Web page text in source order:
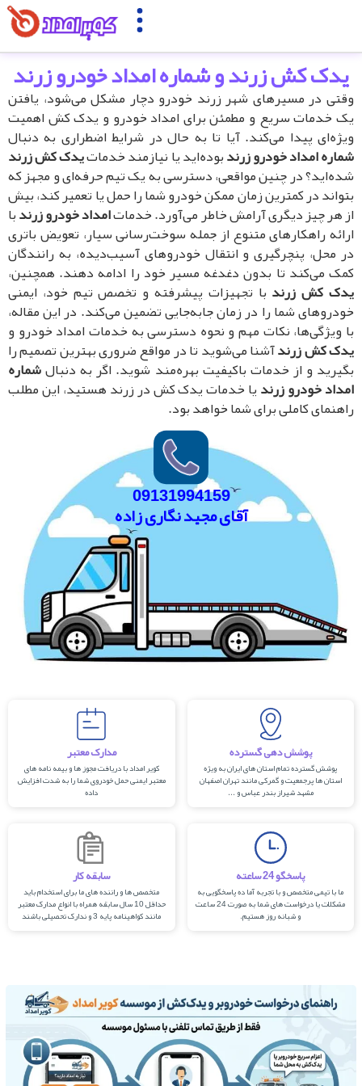
کش زرند و شماره امداد خودرو زرند
در مسیرهای شهر زرند خودرو دچار مشکل می‌شود، یافتن
خدمات سریع و مطمئن برای امداد خودرو و یدک کش اهمیت
پیدا می‌کند. آیا تا به حال در شرایط اضطراری به دنبال
امداد خودرو زرندبوده‌اید یا نیازمند خدماتیدک کش زرند
در چنین مواقعی، دسترسی به یک تیم حرفه‌ای و مجهز که
در کمترین زمان ممکن خودرو شما را حمل یا تعمیر کند، بیش
هر چیز دیگری آرامش خاطر می‌آورد. خدماتامداد خودرو زرندبا
راهکارهای متنوع از جمله سوخت‌رسانی سیار، تعویض باتری
محل، پنچرگیری و انتقال خودروهای آسیب‌دیده، به رانندگان
می‌کند تا بدون دغدغه مسیر خود را ادامه دهند. همچنین،
کش زرندبا تجهیزات پیشرفته و تخصص تیم خود، ایمنی
شما را در زمان جابه‌جایی تضمین می‌کند. در این مقاله،
ویژگی‌ها، نکات مهم و نحوه دسترسی به خدمات امداد خودرو و
کش زرندآشنا می‌شوید تا در مواقع ضروری بهترین تصمیم را
و از خدمات باکیفیت بهره‌مند شوید. اگر به دنبالشماره
خودرو زرندیا خدمات یدک کش در زرند هستید، این مطلب
کاملی برای شما خواهد بود.
09131994159
آقای مجید نگاری زاده
پوشش دهی گسترده
پوشش گسترده تمام استان های ایران به ویژه
استان ها پرجمعیت و گمرکی مانند تهران اصفهان
مشهد شیراز بندر عباس و ...
مدارک معتبر
کویر امداد با دریافت مجوز ها و بیمه نامه های
معتبر ایمنی حمل خودروی شما را به شدت افزایش
پاسخگو 24 ساعته
ما با تیمی متخصص و با تجربه آما ده پاسخگویی به
مشکلات یا درخواست های شما به صورت 24 ساعت
و شبانه روز هستیم.
سابقه کار
متخصص ها و راننده های ما برای استخدام باید
حداقل 10 سال سابقه همراه با انواع مدارک معتبر
مانند کواهینامه پایه 3 و ندارک تحصیلی باشند